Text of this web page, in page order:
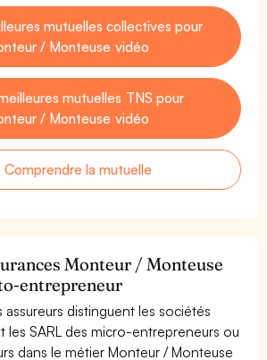
mutuelles collectives pour
/ Monteuse vidéo
mutuelles TNS pour
/ Monteuse vidéo
Comprendre la mutuelle
Monteur / Monteuse
entrepreneur
distinguent les sociétés
les SARL des micro-entrepreneurs ou
dans le métier Monteur / Monteuse